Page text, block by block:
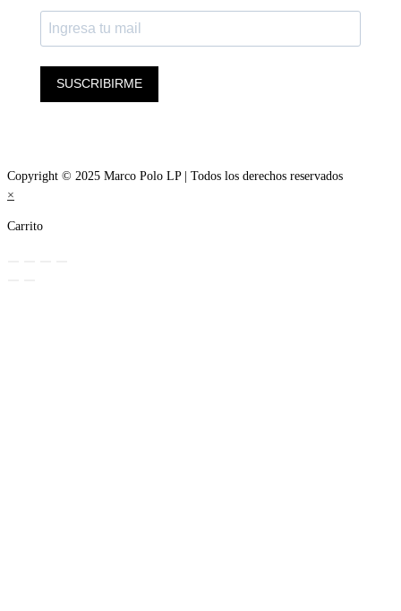
SUSCRIBIRME
Copyright © 2025 Marco Polo LP | Todos los derechos reservados
×
Carrito